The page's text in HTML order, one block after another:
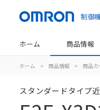
制御
ホーム 商品情報
ホーム > 商品情報 > 商品カ
スタンダードタイプ